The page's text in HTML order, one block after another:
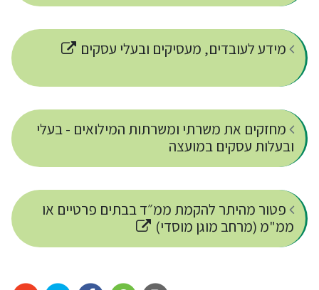
מידע לעובדים, מעסיקים ובעלי עסקים
מחזקים את משרתי ומשרתות המילואים - בעלי
ובעלות עסקים במועצה
פטור מהיתר להקמת ממ״ד בבתים פרטיים או
ממ"מ (מרחב מוגן מוסדי)